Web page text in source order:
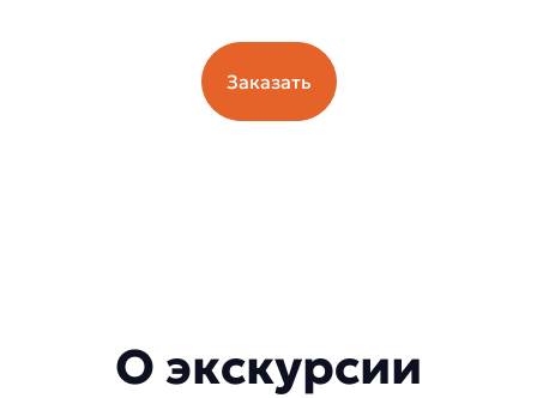
Заказать
О экскурсии